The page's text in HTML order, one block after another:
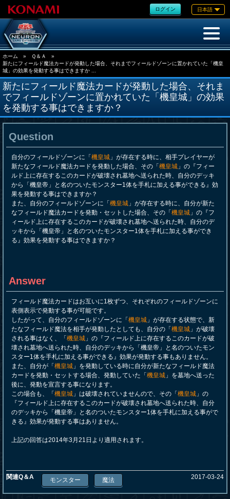
ログイン 日本語
ホーム » Ｑ＆Ａ
»
新たにフィールド魔法カードが発動した場合、それまでフィールドゾーンに置かれていた「機皇
城」の効果を発動する事はできますか ...
新たにフィールド魔法カードが発動した場合、それま
でフィールドゾーンに置かれていた「機皇城」の効果
を発動する事はできますか？
Question
自分のフィールドゾーンに「 機皇城 」が存在する時に、相手プレイヤーが
新たなフィールド魔法カードを発動した場合、その「 機皇城 」の『フィー
ルド上に存在するこのカードが破壊され墓地へ送られた時、自分のデッキ
から「機皇帝」と名のついたモンスター1体を手札に加える事ができる』効
果を発動する事はできますか？
また、自分のフィールドゾーンに「 機皇城 」が存在する時に、自分が新た
なフィールド魔法カードを発動・セットした場合、その「 機皇城 」の『フ
ィールド上に存在するこのカードが破壊され墓地へ送られた時、自分のデ
ッキから「機皇帝」と名のついたモンスター1体を手札に加える事ができ
る』効果を発動する事はできますか？
Answer
フィールド魔法カードはお互いに1枚ずつ、それぞれのフィールドゾーンに
表側表示で発動する事が可能です。
したがって、自分のフィールドゾーンに「 機皇城 」が存在する状態で、新
たなフィールド魔法を相手が発動したとしても、自分の「 機皇城 」が破壊
される事はなく、「 機皇城 」の『フィールド上に存在するこのカードが破
壊され墓地へ送られた時、自分のデッキから「機皇帝」と名のついたモン
スター1体を手札に加える事ができる』効果が発動する事もありません。
また、自分が「 機皇城 」を発動している時に自分が新たなフィールド魔法
カードを発動・セットする場合、発動していた「 機皇城 」を墓地へ送った
後に、発動を宣言する事になります。
この場合も、「 機皇城 」は破壊されていませんので、その「 機皇城 」の
『フィールド上に存在するこのカードが破壊され墓地へ送られた時、自分
のデッキから「機皇帝」と名のついたモンスター1体を手札に加える事がで
きる』効果が発動する事はありません。
上記の回答は2014年3月21日より適用されます。
関連Q＆A モンスター 魔法 2017-03-24